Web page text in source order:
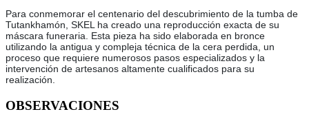
Para conmemorar el centenario del descubrimiento de la tumba de
Tutankhamón, SKEL ha creado una reproducción exacta de su
máscara funeraria. Esta pieza ha sido elaborada en bronce
utilizando la antigua y compleja técnica de la cera perdida, un
proceso que requiere numerosos pasos especializados y la
intervención de artesanos altamente cualificados para su
realización.
OBSERVACIONES